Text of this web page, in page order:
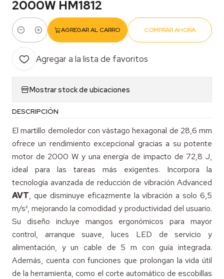
2000W HM1812
Cantidad
AGREGAR AL CARRO COMPRAR AHORA
Agregar a la lista de favoritos
Mostrar stock de ubicaciones
DESCRIPCIÓN
El martillo demoledor con vástago hexagonal de 28,6 mm
ofrece un rendimiento excepcional gracias a su potente
motor de 2000 W y una energía de impacto de 72,8 J,
ideal para las tareas más exigentes. Incorpora la
tecnología avanzada de reducción de vibración Advanced
AVT, que disminuye eficazmente la vibración a solo 6,5
m/s², mejorando la comodidad y productividad del usuario.
Su diseño incluye mangos ergonómicos para mayor
control, arranque suave, luces LED de servicio y
alimentación, y un cable de 5 m con guía integrada.
Además, cuenta con funciones que prolongan la vida útil
de la herramienta, como el corte automático de escobillas